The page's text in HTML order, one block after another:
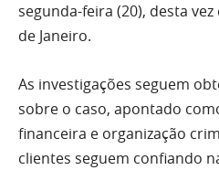
segunda-feira (20), desta
de Janeiro.
As investigações seguem
sobre o caso, apontado
financeira e organização
clientes seguem confiando